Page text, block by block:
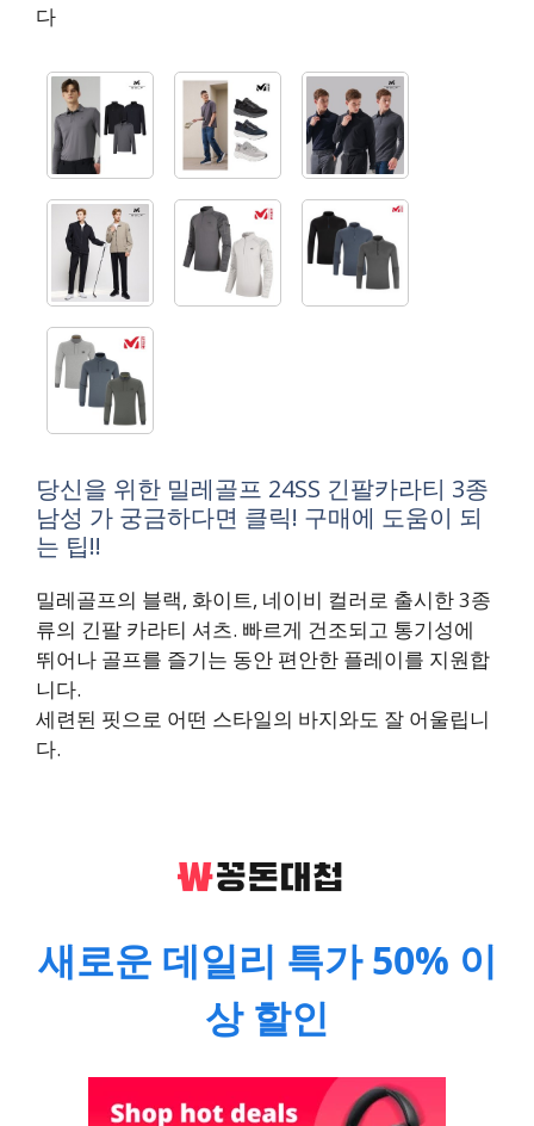
다
당신을 위한 밀레골프 24SS 긴팔카라티 3종
남성 가 궁금하다면 클릭! 구매에 도움이 되
는 팁!!
밀레골프의 블랙, 화이트, 네이비 컬러로 출시한 3종
류의 긴팔 카라티 셔츠. 빠르게 건조되고 통기성에
뛰어나 골프를 즐기는 동안 편안한 플레이를 지원합
니다.
세련된 핏으로 어떤 스타일의 바지와도 잘 어울립니
다.
새로운 데일리 특가 50% 이
상 할인